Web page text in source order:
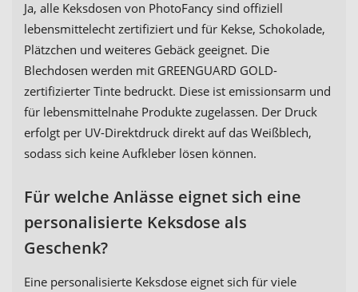
Ja, alle Keksdosen von PhotoFancy sind offiziell
lebensmittelecht zertifiziert und für Kekse, Schokolade,
Plätzchen und weiteres Gebäck geeignet. Die
Blechdosen werden mit GREENGUARD GOLD-
zertifizierter Tinte bedruckt. Diese ist emissionsarm und
für lebensmittelnahe Produkte zugelassen. Der Druck
erfolgt per UV-Direktdruck direkt auf das Weißblech,
sodass sich keine Aufkleber lösen können.
Für welche Anlässe eignet sich eine
personalisierte Keksdose als
Geschenk?
Eine personalisierte Keksdose eignet sich für viele